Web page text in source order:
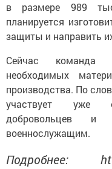
в размере 989
планируется
защиты и направить
Сейчас команда
необходимых
производства. По
участвует уже
добровольцев и
военнослужащим.
Подробнее: